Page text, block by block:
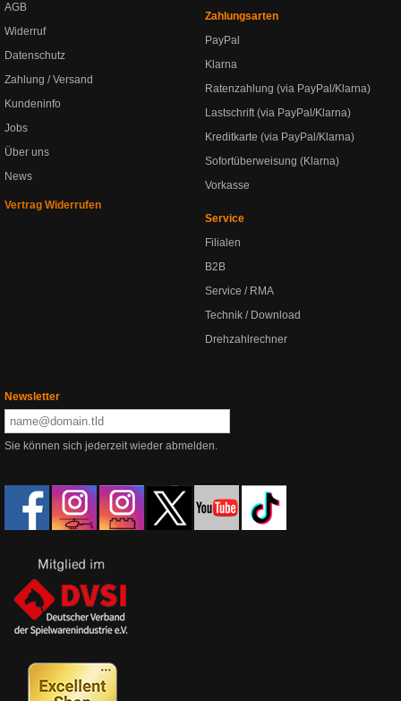
AGB
Widerruf
Datenschutz
Zahlung / Versand
Kundeninfo
Jobs
Über uns
News
Vertrag Widerrufen
Zahlungsarten
PayPal
Klarna
Ratenzahlung (via PayPal/Klarna)
Lastschrift (via PayPal/Klarna)
Kreditkarte (via PayPal/Klarna)
Sofortüberweisung (Klarna)
Vorkasse
Service
Filialen
B2B
Service / RMA
Technik / Download
Drehzahlrechner
Newsletter
Sie können sich jederzeit wieder abmelden.